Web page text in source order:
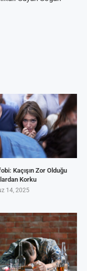
Kaçışın Zor Olduğu
Korku
14, 2025